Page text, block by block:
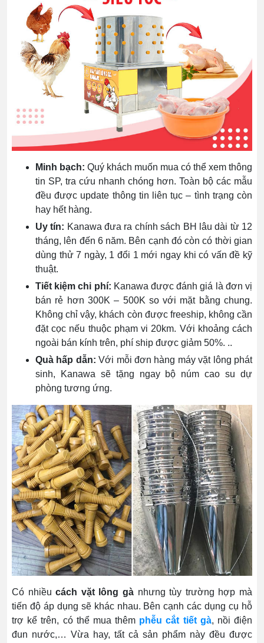
Minh bạch: Quý khách muốn mua có thể xem thông
tin SP, tra cứu nhanh chóng hơn. Toàn bộ các mẫu
đều được update thông tin liên tục – tình trạng còn
hay hết hàng.
Uy tín: Kanawa đưa ra chính sách BH lâu dài từ 12
tháng, lên đến 6 năm. Bên cạnh đó còn có thời gian
dùng thử 7 ngày, 1 đổi 1 mới ngay khi có vấn đề kỹ
thuật.
Tiết kiệm chi phí: Kanawa được đánh giá là đơn vị
bán rẻ hơn 300K – 500K so với mặt bằng chung.
Không chỉ vậy, khách còn được freeship, không cần
đặt cọc nếu thuộc phạm vi 20km. Với khoảng cách
ngoài bán kính trên, phí ship được giảm 50%. ..
Quà hấp dẫn: Với mỗi đơn hàng máy vặt lông phát
sinh, Kanawa sẽ tặng ngay bộ núm cao su dự
phòng tương ứng.
Có nhiều cách vặt lông gà nhưng tùy trường hợp mà
tiến độ áp dụng sẽ khác nhau. Bên cạnh các dụng cụ hỗ
trợ kể trên, có thể mua thêm phễu cắt tiết gà, nồi điện
đun nước,… Vừa hay, tất cả sản phẩm này đều được